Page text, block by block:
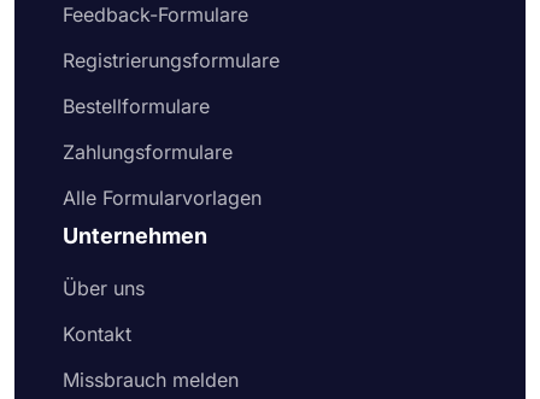
Feedback-Formulare
Registrierungsformulare
Bestellformulare
Zahlungsformulare
Alle Formularvorlagen
Unternehmen
Über uns
Kontakt
Missbrauch melden